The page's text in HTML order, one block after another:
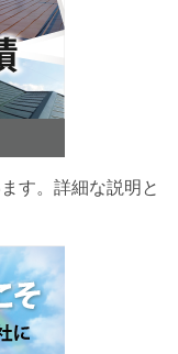
す。詳細な説明と